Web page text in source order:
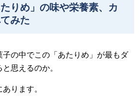
りめ」の味や栄養素、カ
みた
の中でこの「あたりめ」が最もダ
思えるのか。
ります。